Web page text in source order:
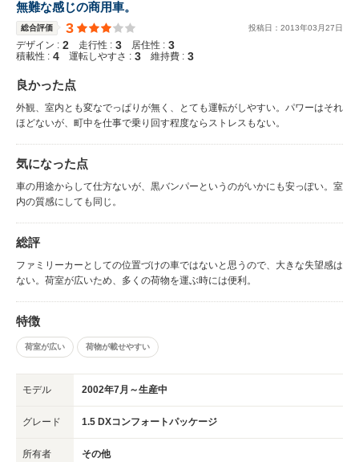
無難な感じの商用車。
総合評価 3 投稿日： 2013年03 月27日
デザイン : 2 走行性 : 3 居住性 : 3
積載性 : 4 運転しやすさ : 3 維持費 : 3
良かった点
外観、室内とも変なでっぱりが無く、とても運転がしやすい。パワーはそれ
ほどないが、町中を仕事で乗り回す程度ならストレスもない。
気になった点
車の用途からして仕方ないが、黒バンパーというのがいかにも安っぽい。室
内の質感にしても同じ。
総評
ファミリーカーとしての位置づけの車ではないと思うので、大きな失望感は
ない。荷室が広いため、多くの荷物を運ぶ時には便利。
特徴
荷室が広い 荷物が載せやすい
モデル 2002年7月～生産中
グレード 1.5 DXコンフォートパッケージ
所有者 その他